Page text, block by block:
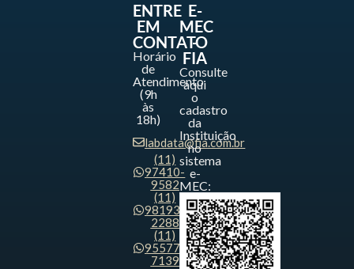
ENTRE
EM
CONTATO
Horário
de
Atendimento
(9h
às
18h)
labdata@fia.com.br
(11)
97410-
9582
(11)
98193-
2288
(11)
95577-
7139
E-
MEC
-
FIA
Consulte
aqui
o
cadastro
da
Instituição
no
sistema
e-
MEC: